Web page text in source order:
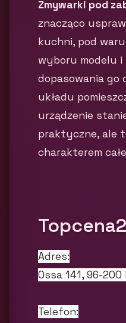
Zmywarki pod
znacząco
kuchni, pod
wyboru modelu i
dopasowania go
układu
urządzenie
praktyczne, ale
charakterem
Adres:
Ossa 141, 96-
Telefon: